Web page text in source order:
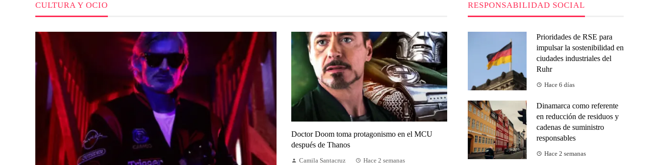
CULTURA Y OCIO
Doctor Doom toma protagonismo en el MCU
después de Thanos
Camila Santacruz Hace 2 semanas
RESPONSABILIDAD SOCIAL
Prioridades de RSE para
impulsar la sostenibilidad en
ciudades industriales del
Ruhr
Hace 6 días
Dinamarca como referente
en reducción de residuos y
cadenas de suministro
responsables
Hace 2 semanas